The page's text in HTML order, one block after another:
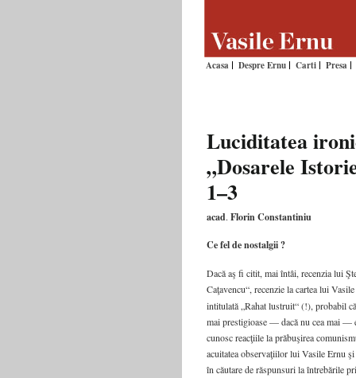
Acasa Despre Ernu Carti Presa
Luciditatea
„Dosarele
1–3
acad. Florin Constantiniu
Ce fel de nostalgii ?
Dacă aş fi citit, mai întâi, recenzia lui
Caţavencu“, recenzie la cartea lui
intitulată „Rahat lustruit“ (!), probabil
mai prestigioase — dacă nu cea mai —
cunosc reacţiile la prăbuşirea
acuitatea observaţiilor lui Vasile Ernu
în căutare de răspunsuri la întrebările